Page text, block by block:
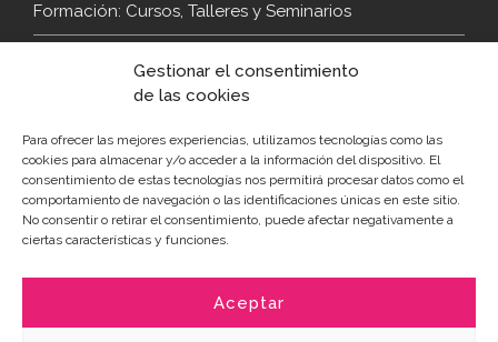
Gestionar el consentimiento
de las cookies
Para ofrecer las mejores experiencias, utilizamos tecnologías como las
cookies para almacenar y/o acceder a la información del dispositivo. El
consentimiento de estas tecnologías nos permitirá procesar datos como el
comportamiento de navegación o las identificaciones únicas en este sitio.
No consentir o retirar el consentimiento, puede afectar negativamente a
ciertas características y funciones.
Aceptar
Formación: Cursos, Talleres y Seminarios
Contacto
Teléfono: 609 238 193
Email: hablamos@graciacalleja.com
Sígueme en redes